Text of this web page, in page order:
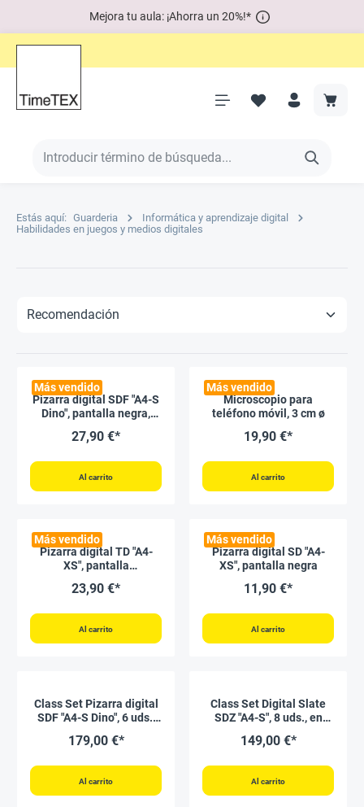
Mejora tu aula: ¡Ahorra un 20%!*
Estás aquí: Guarderia
Informática y aprendizaje digital
Habilidades en juegos y medios digitales
Más vendido
Pizarra digital SDF "A4-S
Dino", pantalla negra,
27,90 €*
Al carrito
Más vendido
Microscopio para
teléfono móvil, 3 cm ø
19,90 €*
Al carrito
Más vendido
Pizarra digital TD "A4-
XS", pantalla
23,90 €*
Al carrito
Más vendido
Pizarra digital SD "A4-
XS", pantalla negra
11,90 €*
Al carrito
Class Set Pizarra digital
SDF "A4-S Dino", 6 uds.,
179,00 €*
Al carrito
Class Set Digital Slate
SDZ "A4-S", 8 uds., en
149,00 €*
Al carrito